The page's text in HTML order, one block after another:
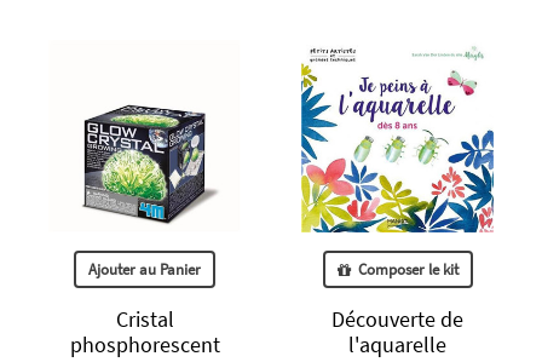
Ajouter au Panier
Cristal
phosphorescent
Composer le kit
Découverte de
l'aquarelle